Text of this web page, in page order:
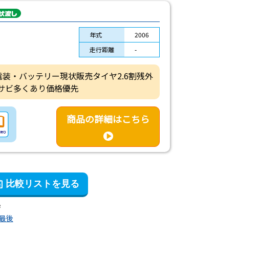
年式
2006
走行距離
-
・バッテリー現状販売タイヤ2.6割残外
ビ多くあり価格優先
商品の詳細はこちら
後